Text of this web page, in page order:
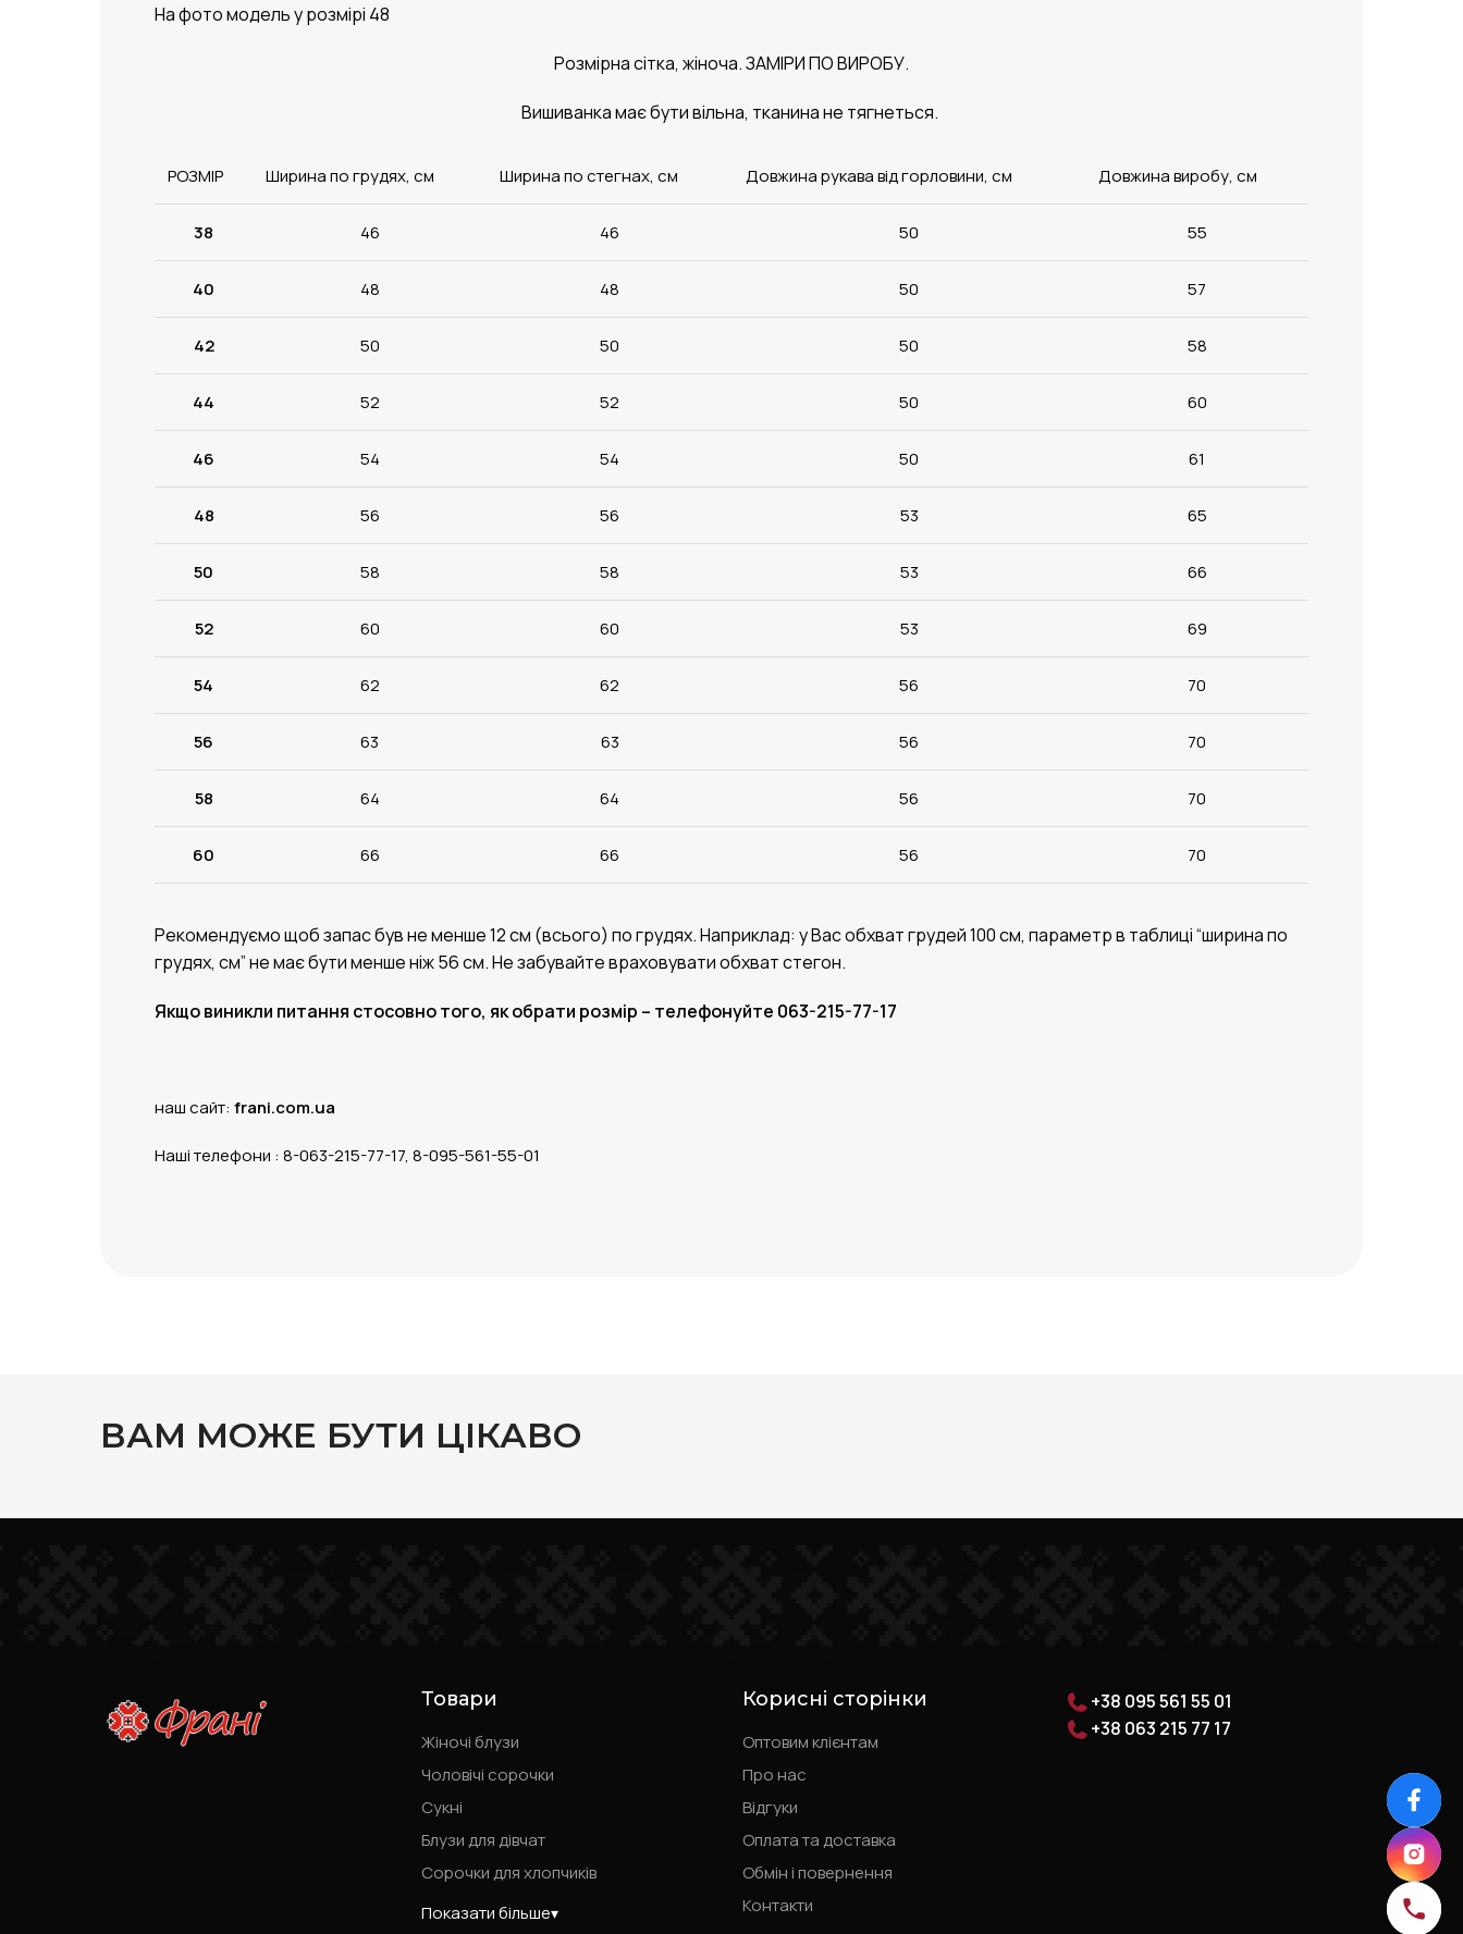
На фото модель у розмірі 48
Розмірна сітка, жіноча. ЗАМІРИ ПО ВИРОБУ.
Вишиванка має бути вільна, тканина не тягнеться.
РОЗМІР Ширина по грудях, см Ширина по стегнах, см Довжина рукава від горловини, см Довжина виробу, см
38 46 46 50 55
40 48 48 50 57
42 50 50 50 58
44 52 52 50 60
46 54 54 50 61
48 56 56 53 65
50 58 58 53 66
52 60 60 53 69
54 62 62 56 70
56 63 63 56 70
58 64 64 56 70
60 66 66 56 70
Рекомендуємо щоб запас був не менше 12 см (всього) по грудях. Наприклад: у Вас обхват грудей 100 см, параметр в таблиці “ширина по
грудях, см” не має бути менше ніж 56 см. Не забувайте враховувати обхват стегон.
Якщо виникли питання стосовно того, як обрати розмір – телефонуйте 063-215-77-17
наш сайт: frani.com.ua
Наші телефони : 8-063-215-77-17, 8-095-561-55-01
ВАМ МОЖЕ БУТИ ЦІКАВО
Товари
Жіночі блузи
Чоловічі сорочки
Сукні
Блузи для дівчат
Сорочки для хлопчиків
Показати більше
Корисні сторінки
Оптовим клієнтам
Про нас
Відгуки
Оплата та доставка
Обмін і повернення
Контакти
+38 095 561 55 01
+38 063 215 77 17